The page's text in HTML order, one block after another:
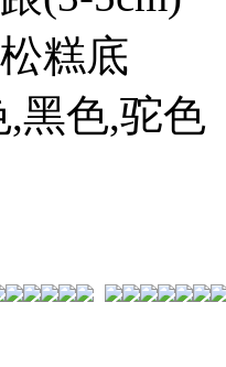
糕底
黑色,驼色